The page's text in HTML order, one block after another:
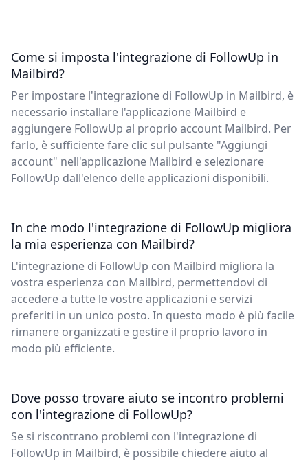
Come si imposta l'integrazione di FollowUp in
Mailbird?
Per impostare l'integrazione di FollowUp in Mailbird, è
necessario installare l'applicazione Mailbird e
aggiungere FollowUp al proprio account Mailbird. Per
farlo, è sufficiente fare clic sul pulsante "Aggiungi
account" nell'applicazione Mailbird e selezionare
FollowUp dall'elenco delle applicazioni disponibili.
In che modo l'integrazione di FollowUp migliora
la mia esperienza con Mailbird?
L'integrazione di FollowUp con Mailbird migliora la
vostra esperienza con Mailbird, permettendovi di
accedere a tutte le vostre applicazioni e servizi
preferiti in un unico posto. In questo modo è più facile
rimanere organizzati e gestire il proprio lavoro in
modo più efficiente.
Dove posso trovare aiuto se incontro problemi
con l'integrazione di FollowUp?
Se si riscontrano problemi con l'integrazione di
FollowUp in Mailbird, è possibile chiedere aiuto al